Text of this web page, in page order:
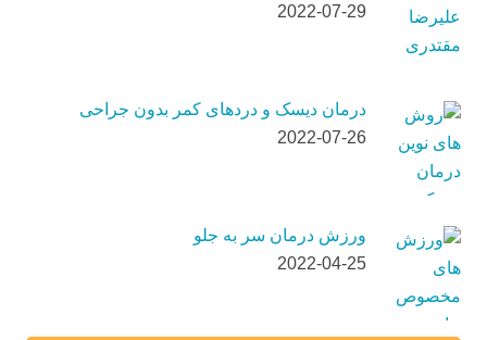
2022-07-29
درمان دیسک و دردهای کمر بدون جراحی
2022-07-26
ورزش درمان سر به جلو
2022-04-25